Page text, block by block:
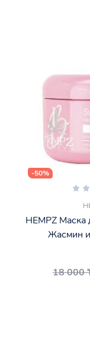
-50%
HEMPZ Маска
Жасмин
18 000